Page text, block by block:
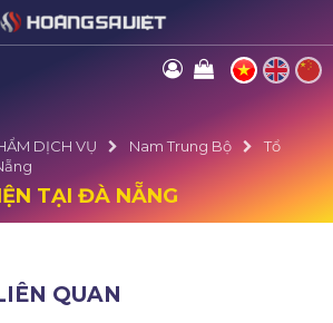
DỊCH VỤ Nam Trung Bộ
Tổ
TẠI ĐÀ NẴNG
QUAN